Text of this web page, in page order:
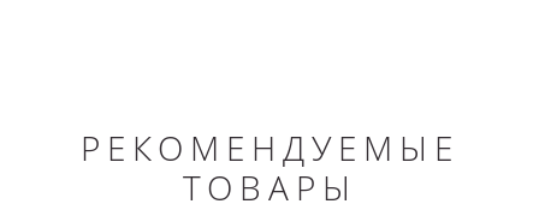
РЕКОМЕНДУЕМЫЕ
ТОВАРЫ